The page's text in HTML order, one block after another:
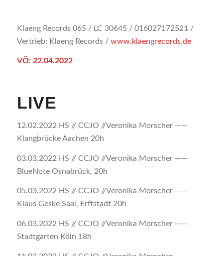
Klaeng Records 065 / LC 30645 / 016027172521 /
Vertrieb: Klaeng Records / www.klaengrecords.de
VÖ: 22.04.2022
LIVE
12.02.2022 HS // CCJO //Veronika Morscher ——
Klangbrücke Aachen 20h
03.03.2022 HS // CCJO //Veronika Morscher ——
BlueNote Osnabrück, 20h
05.03.2022 HS // CCJO //Veronika Morscher ——
Klaus Geske Saal, Erftstadt 20h
06.03.2022 HS // CCJO //Veronika Morscher ——
Stadtgarten Köln 18h